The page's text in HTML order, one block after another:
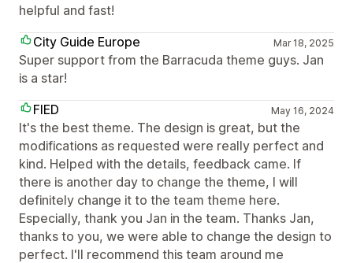
helpful and fast!
City Guide Europe
Mar 18, 2025
Super support from the Barracuda theme guys. Jan
is a star!
FIED
May 16, 2024
It's the best theme. The design is great, but the
modifications as requested were really perfect and
kind. Helped with the details, feedback came. If
there is another day to change the theme, I will
definitely change it to the team theme here.
Especially, thank you Jan in the team. Thanks Jan,
thanks to you, we were able to change the design to
perfect. I'll recommend this team around me